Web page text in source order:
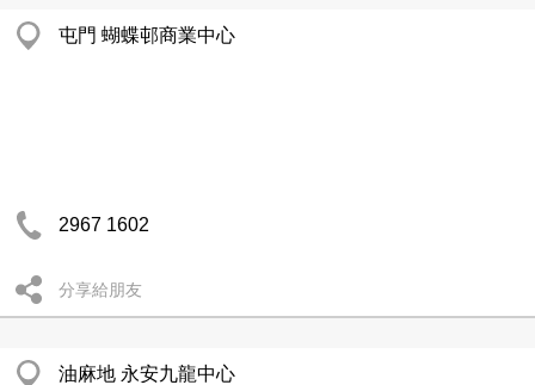
屯門 蝴蝶邨商業中心
2967 1602
分享給朋友
油麻地 永安九龍中心